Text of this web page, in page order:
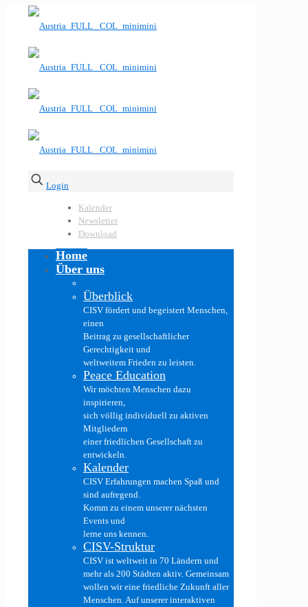
Login
Kalender
Newsletter
Download
Home
Über uns
Überblick
CISV fördert und begeistert Menschen,
einen
Beitrag zu gesellschaftlicher
Gerechtigkeit und
weltweitem Frieden zu leisten.
Peace Education
Wir möchten Menschen dazu
inspirieren,
sich völlig individuell zu aktiven
Mitgliedern
einer friedlichen Gesellschaft zu
entwickeln.
Kalender
CISV Erfahrungen machen Spaß und
sind aufregend.
Komm zu einem unserer nächsten
Events und
lerne uns kennen.
CISV-Struktur
CISV ist weltweit in 70 Ländern und
mehr als 200 Städten aktiv. Gemeinsam
wollen wir eine friedliche Zukunft aller
Menschen. Auf unserer interaktiven